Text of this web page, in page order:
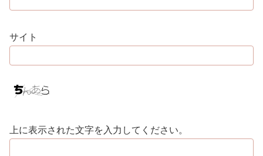
サイト
上に表示された文字を入力してください。